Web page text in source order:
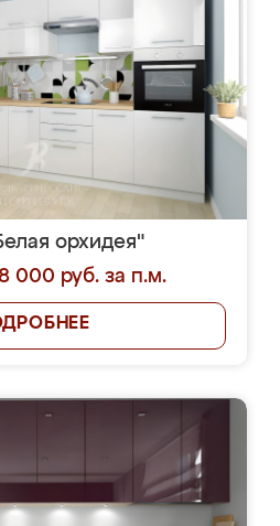
орхидея"
000 руб. за п.м.